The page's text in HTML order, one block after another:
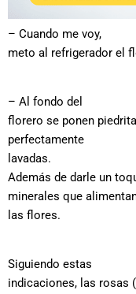
– Cuando me voy,
meto al refrigerador el
– Al fondo del
florero se ponen
perfectamente
lavadas.
Además de darle un
minerales que
las flores.
Siguiendo estas
indicaciones, las rosas